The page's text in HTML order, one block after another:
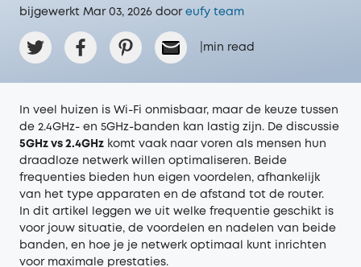
bijgewerkt Mar 03, 2026 door‌ eufy team
min read
In veel huizen is Wi-Fi onmisbaar, maar de keuze tussen
de 2.4GHz- en 5GHz-banden kan lastig zijn. De discussie
5GHz vs 2.4GHz komt vaak naar voren als mensen hun
draadloze netwerk willen optimaliseren. Beide
frequenties bieden hun eigen voordelen, afhankelijk
van het type apparaten en de afstand tot de router.
In dit artikel leggen we uit welke frequentie geschikt is
voor jouw situatie, de voordelen en nadelen van beide
banden, en hoe je je netwerk optimaal kunt inrichten
voor maximale prestaties.